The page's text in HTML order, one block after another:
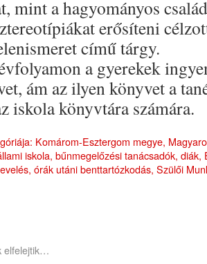
mint a hagyományos
erősíteni
című tárgy.
a gyerekek
ám az ilyen könyvet a
iskola könyvtára számára.
Komárom-Esztergom megye,
iskola, bűnmegelőzési tanácsadók, diák,
, órák utáni benttartózkodás, Szülői
elfelejtik…